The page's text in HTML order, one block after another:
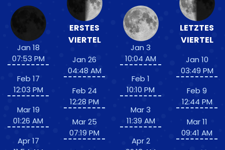
Jan 18
07:53 PM
Feb 17
12:03 PM
Mar 19
01:26 AM
Apr 17
ERSTES
VIERTEL
Jan 26
04:48 AM
Feb 24
12:28 PM
Mar 25
07:19 PM
Jan 3
10:04 AM
Feb 1
10:10 PM
Mar 3
11:39 AM
Apr 2
LETZTES
VIERTEL
Jan 10
03:49 PM
Feb 9
12:44 PM
Mar 11
09:41 AM